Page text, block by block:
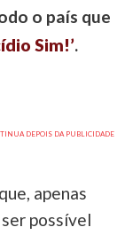
o país que
Sim!’.
apenas
possível